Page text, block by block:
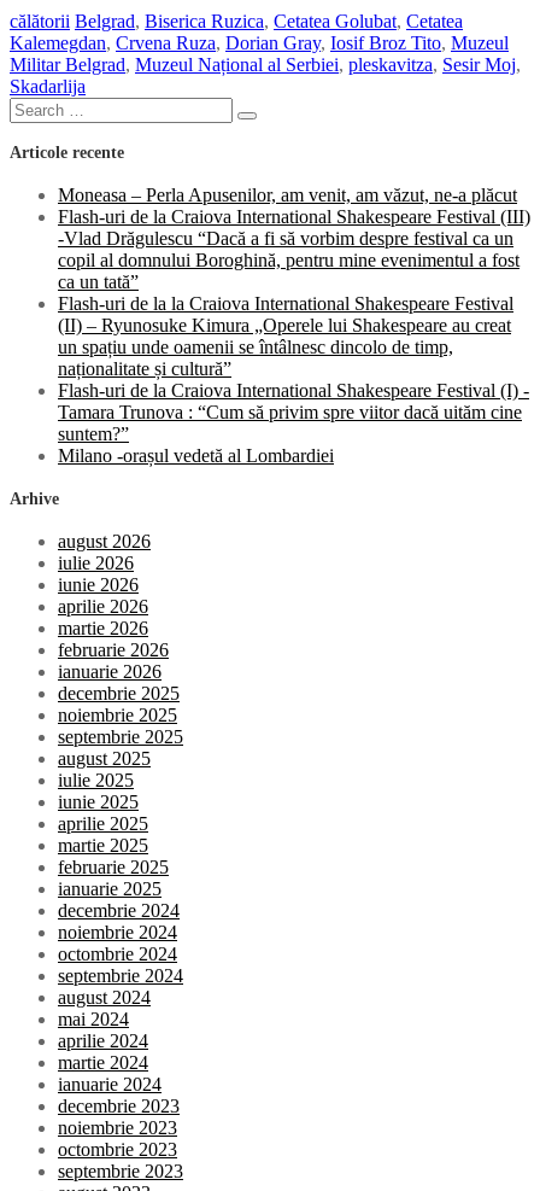
călătorii Belgrad, Biserica Ruzica, Cetatea Golubat, Cetatea
Kalemegdan, Crvena Ruza, Dorian Gray, Iosif Broz Tito, Muzeul
Militar Belgrad, Muzeul Național al Serbiei, pleskavitza, Sesir Moj,
Skadarlija
Search
for:
Search
Articole recente
Moneasa – Perla Apusenilor, am venit, am văzut, ne-a plăcut
Flash-uri de la Craiova International Shakespeare Festival (III)
-Vlad Drăgulescu “Dacă a fi să vorbim despre festival ca un
copil al domnului Boroghină, pentru mine evenimentul a fost
ca un tată”
Flash-uri de la la Craiova International Shakespeare Festival
(II) – Ryunosuke Kimura „Operele lui Shakespeare au creat
un spațiu unde oamenii se întâlnesc dincolo de timp,
naționalitate și cultură”
Flash-uri de la Craiova International Shakespeare Festival (I) -
Tamara Trunova : “Cum să privim spre viitor dacă uităm cine
suntem?”
Milano -orașul vedetă al Lombardiei
Arhive
august 2026
iulie 2026
iunie 2026
aprilie 2026
martie 2026
februarie 2026
ianuarie 2026
decembrie 2025
noiembrie 2025
septembrie 2025
august 2025
iulie 2025
iunie 2025
aprilie 2025
martie 2025
februarie 2025
ianuarie 2025
decembrie 2024
noiembrie 2024
octombrie 2024
septembrie 2024
august 2024
mai 2024
aprilie 2024
martie 2024
ianuarie 2024
decembrie 2023
noiembrie 2023
octombrie 2023
septembrie 2023